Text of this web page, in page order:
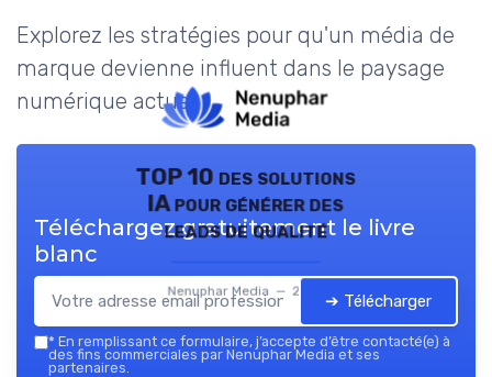
Explorez les stratégies pour qu'un média de
marque devienne influent dans le paysage
numérique actuel.
TOP 10 des solutions
IA pour générer des
leads de qualité
Nenuphar Media — 2026
Téléchargez gratuitement le livre
blanc
➔ Télécharger
* En remplissant ce formulaire, j’accepte d’être contacté(e) à
des fins commerciales par Nenuphar Media et ses
partenaires.